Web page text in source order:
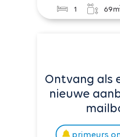
1 69m
Ontvang als
nieuwe
primeurs